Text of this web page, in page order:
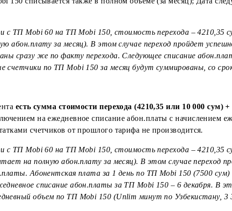
и Unlim минут в полном объеме (за месяц) сроком на 1
есть сумма стоимости перехода (4210,35 или
остатков счетчиков за прошлый тариф с пакетами
Mobi 150 списывается также в полном объеме (за
с ТП Mobi 60 на ТП Mobi 150, стоимость
абон.плату за месяц). В этом случае переход
списаны сразу же по факту перехода. Следующее
счетчики по ТП Mobi 150 за месяц будут
абонентаесть сумма стоимости перехода (4210,35 или
переключением на ежедневное списание абон.платы с